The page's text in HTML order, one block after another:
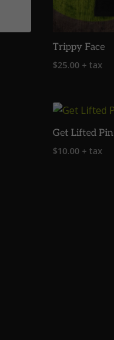
Trippy Face
$25.00 + tax
Get Lifted Pin
$10.00 + tax